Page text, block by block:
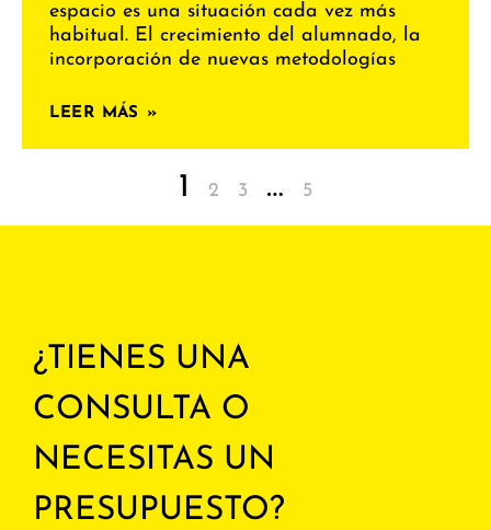
espacio es una situación cada vez más
habitual. El crecimiento del alumnado, la
incorporación de nuevas metodologías
LEER MÁS »
1 2 3 … 5
¿TIENES UNA
CONSULTA O
NECESITAS UN
PRESUPUESTO?